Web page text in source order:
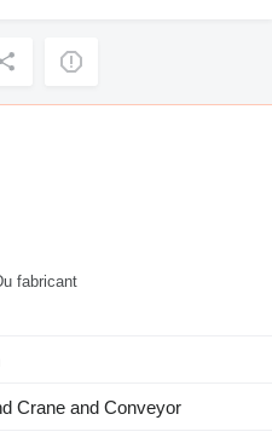
fabricant
Crane and Conveyor